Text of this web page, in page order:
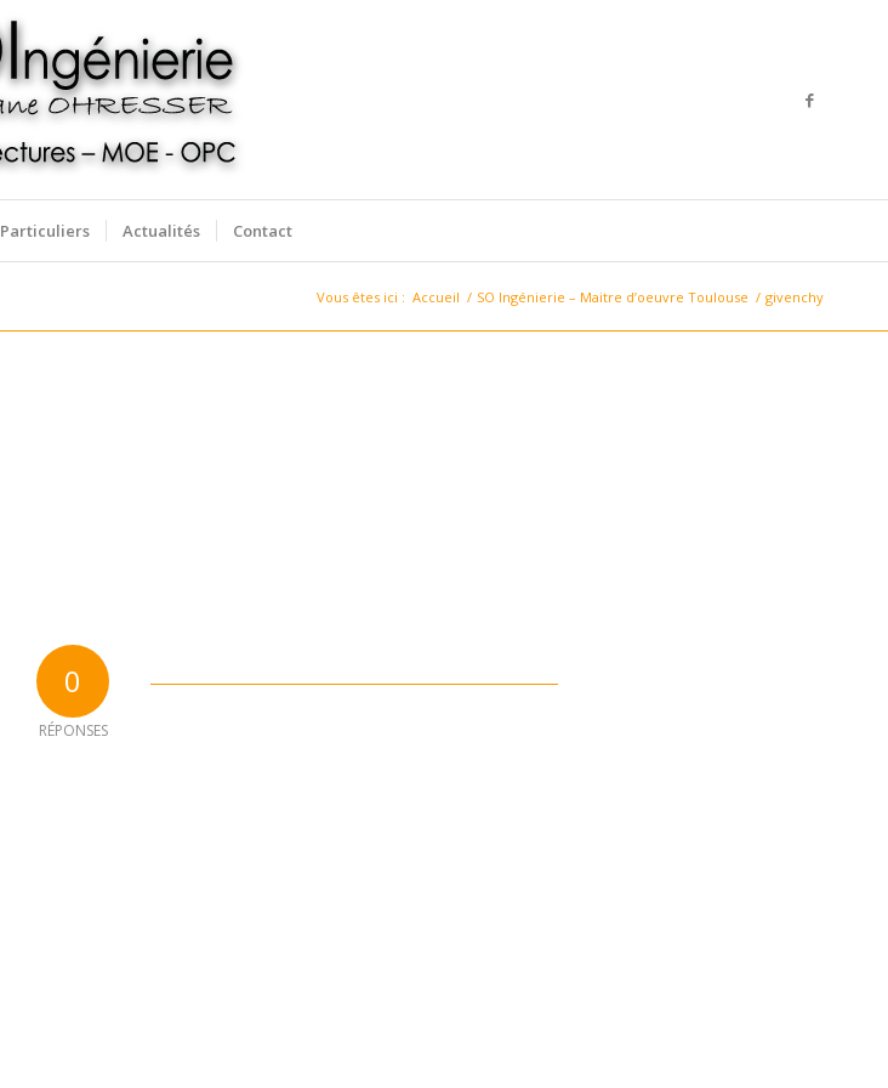
Particuliers Actualités Contact
Vous êtes ici : Accueil / SO Ingénierie – Maitre d’oeuvre Toulouse / givenchy
0
RÉPONSES